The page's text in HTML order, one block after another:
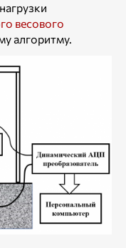
весового
алгоритму.